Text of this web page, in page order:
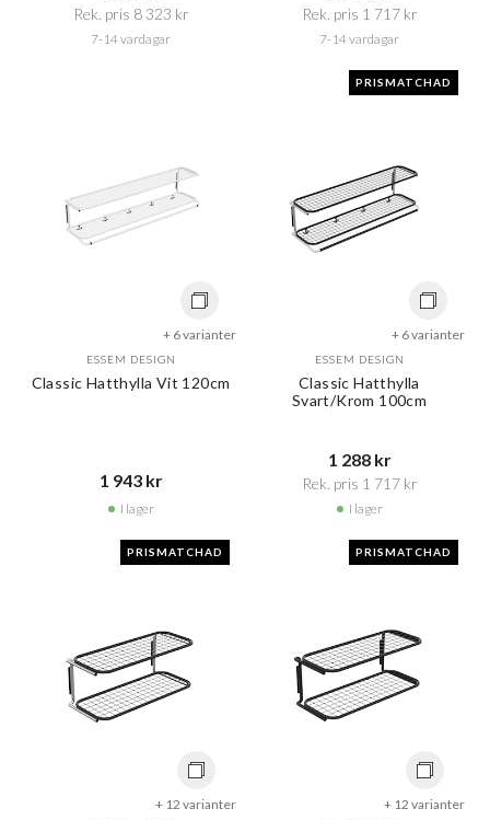
Rek. pris 8 323 kr​​
7-14 vardagar
Rek. pris 1 717 kr​​
7-14 vardagar
+ 6 varianter
ESSEM DESIGN
Classic Hatthylla Vit 120cm
1 943 kr​​
I lager
PRISMATCHAD
+ 6 varianter
ESSEM DESIGN
Classic Hatthylla
Svart/Krom 100cm
1 288 kr​​
Rek. pris 1 717 kr​​
I lager
PRISMATCHAD
+ 12 varianter
PRISMATCHAD
+ 12 varianter